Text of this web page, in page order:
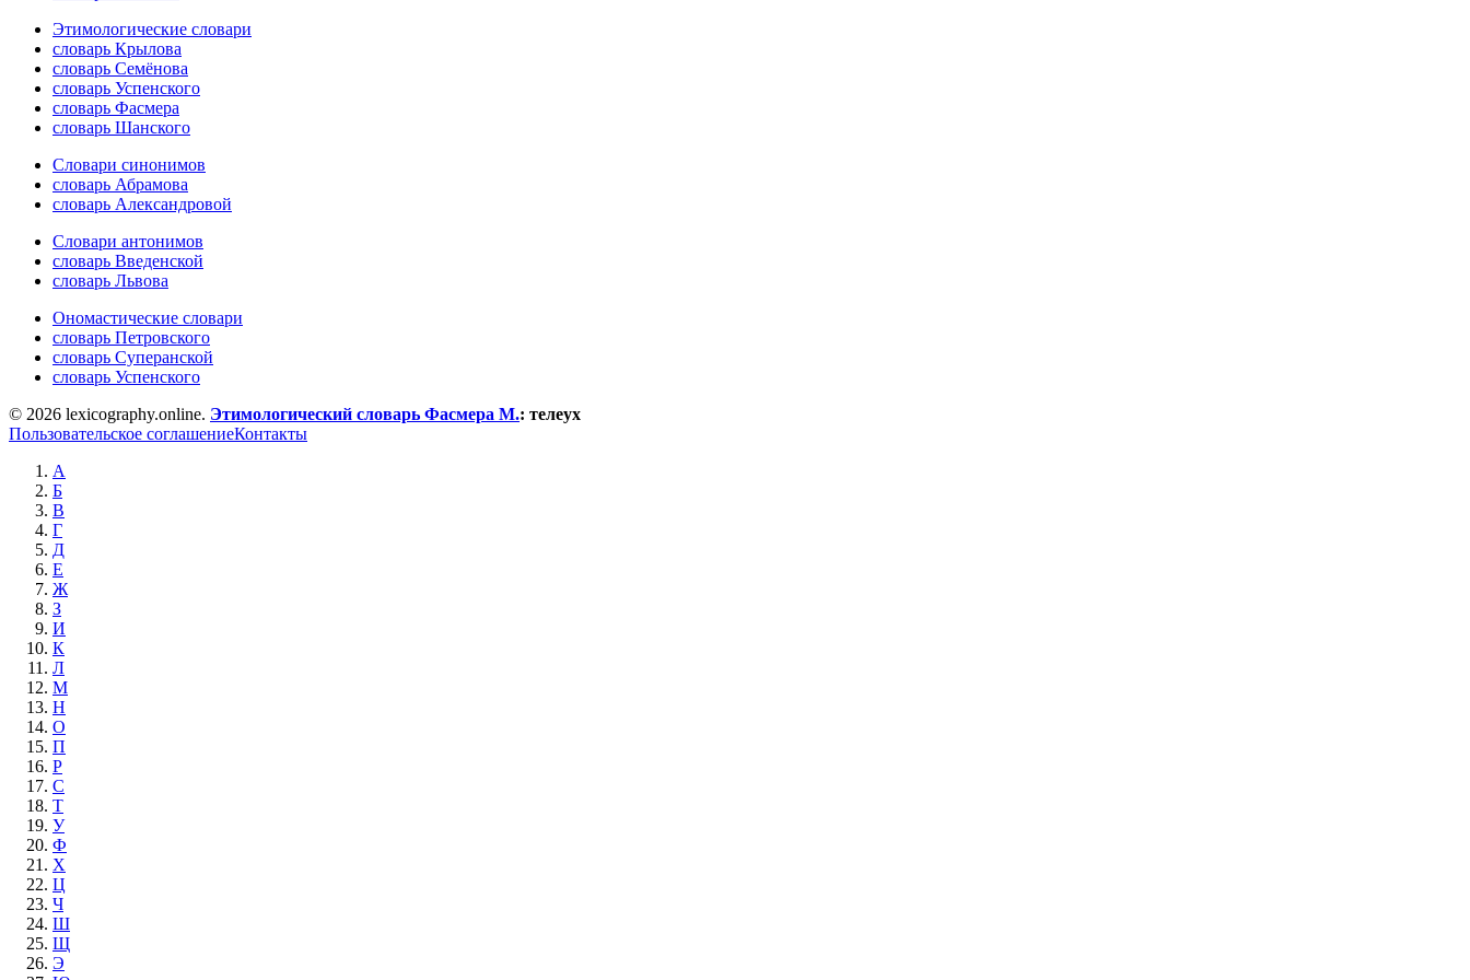
Этимологические словари
словарь Крылова
словарь Семёнова
словарь Успенского
словарь Фасмера
словарь Шанского
Словари синонимов
словарь Абрамова
словарь Александровой
Словари антонимов
словарь Введенской
словарь Львова
Ономастические словари
словарь Петровского
словарь Суперанской
словарь Успенского
© 2026 lexicography.online. Этимологический словарь Фасмера М.: телеух
Пользовательское соглашениеКонтакты
А
Б
В
Г
Д
Е
Ж
З
И
К
Л
М
Н
О
П
Р
С
Т
У
Ф
Х
Ц
Ч
Ш
Щ
Э